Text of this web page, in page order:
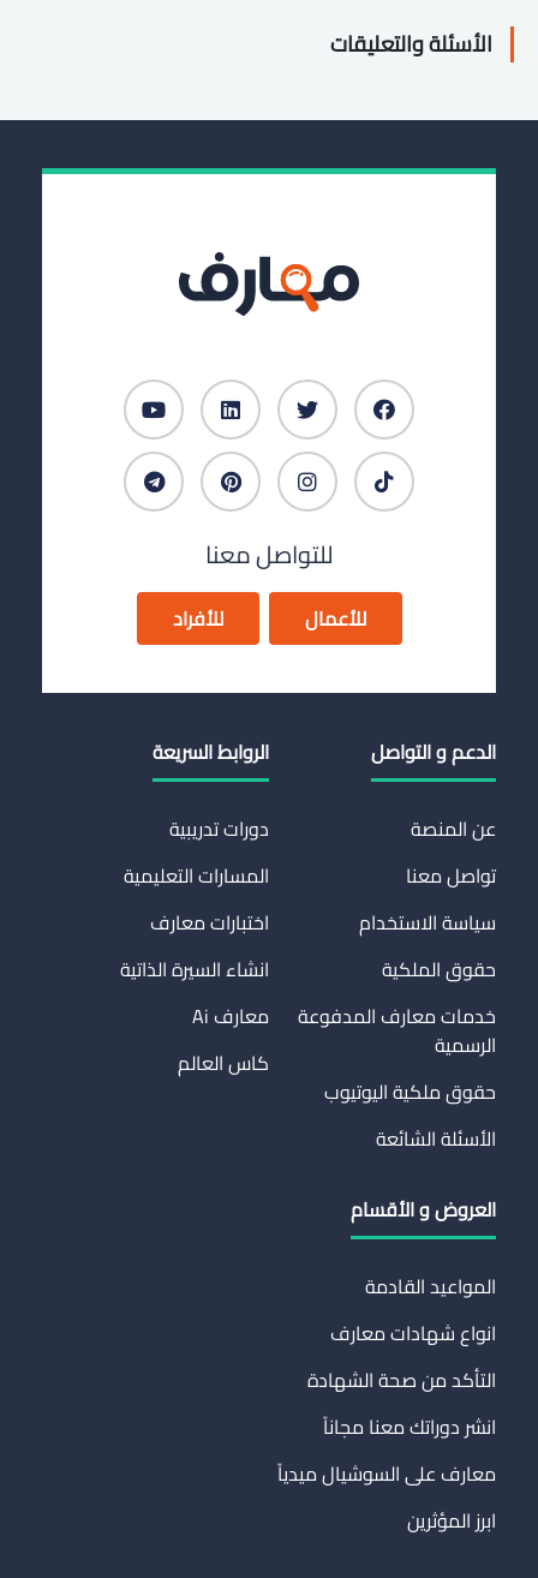
الأسئلة والتعليقات
للتواصل معنا
للأعمال للأفراد
الدعم و التواصل
عن المنصة
تواصل معنا
سياسة الاستخدام
حقوق الملكية
خدمات معارف المدفوعة
الرسمية
حقوق ملكية اليوتيوب
الأسئلة الشائعة
الروابط السريعة
دورات تدريبية
المسارات التعليمية
اختبارات معارف
انشاء السيرة الذاتية
معارف Ai
كاس العالم
العروض و الأقسام
المواعيد القادمة
انواع شهادات معارف
التأكد من صحة الشهادة
انشر دوراتك معنا مجاناً
معارف على السوشيال ميدياً
ابرز المؤثرين